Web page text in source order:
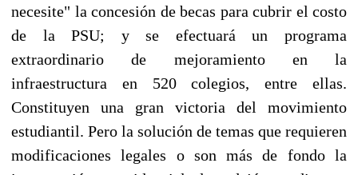
necesite" la concesión de becas para cubrir el costo
de la PSU; y se efectuará un programa
extraordinario de mejoramiento en la
infraestructura en 520 colegios, entre ellas.
Constituyen una gran victoria del movimiento
estudiantil. Pero la solución de temas que requieren
modificaciones legales o son más de fondo la